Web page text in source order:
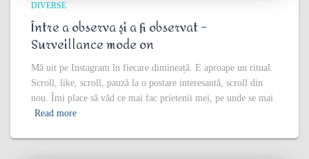
DIVERSE
Între a observa și a fi observat –
Surveillance mode on
Mă uit pe Instagram în fiecare dimineață. E aproape un ritual.
Scroll, like, scroll, pauză la o postare interesantă, scroll din
nou. Îmi place să văd ce mai fac prietenii mei, pe unde se mai
Read more